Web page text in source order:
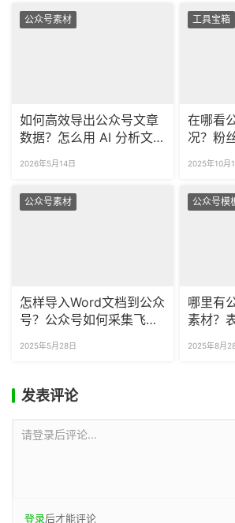
公众号素材
如何高效导出公众号文章
数据？怎么用 AI 分析文
2026年5月14日
工具宝箱
在哪看
况？粉
2025年10月
公众号素材
怎样导入Word文档到公众
号？公众号如何采集飞书
2025年5月28日
公众号模
哪里有
素材？
2025年8月
发表评论
请登录后评论...
登录后才能评论